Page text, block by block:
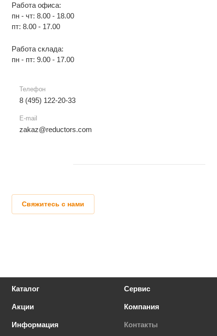
Работа офиса:
пн - чт: 8.00 - 18.00
пт: 8.00 - 17.00
Работа склада:
пн - пт: 9.00 - 17.00
Телефон
8 (495) 122-20-33
E-mail
zakaz@reductors.com
Свяжитесь с нами
Каталог Сервис
Акции Компания
Информация Контакты